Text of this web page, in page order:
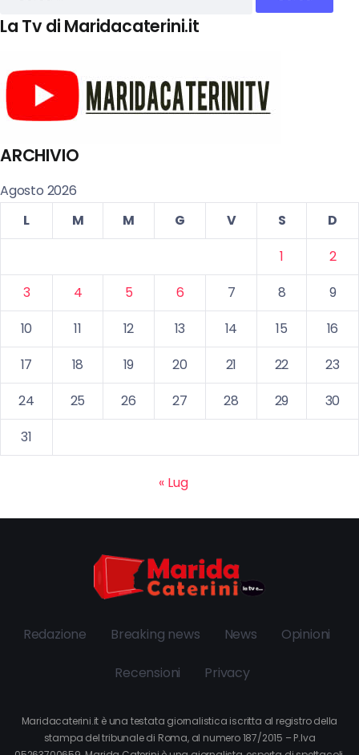
La Tv di Maridacaterini.it
ARCHIVIO
Agosto 2026
L
M M G V S
D
1
2
3
4 5 6 7 8
9
10
11 12 13 14 15
16
17
18 19 20 21 22
23
24
25 26 27 28 29
30
31
« Lug
Redazione Breaking news News Opinioni
Recensioni Privacy
Maridacaterini.it è una testata giornalistica iscritta al registro della
stampa del tribunale di Roma, al numero 187/2015 – P.Iva